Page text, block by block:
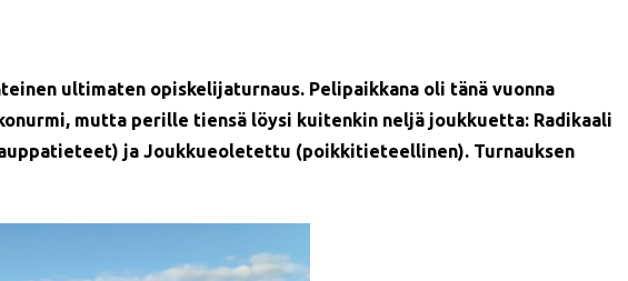
ultimaten opiskelijaturnaus. Pelipaikkana oli tänä vuonna
mutta perille tiensä löysi kuitenkin neljä joukkuetta: Radikaali
ja Joukkueoletettu (poikkitieteellinen). Turnauksen